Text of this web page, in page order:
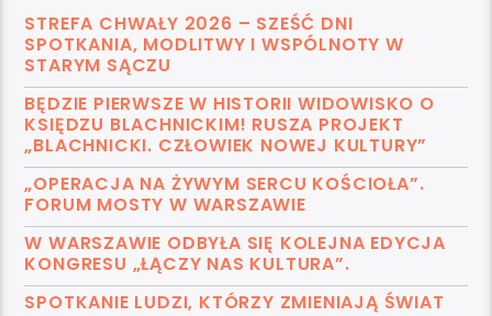
STREFA CHWAŁY 2026 – SZEŚĆ DNI
SPOTKANIA, MODLITWY I WSPÓLNOTY W
STARYM SĄCZU
BĘDZIE PIERWSZE W HISTORII WIDOWISKO O
KSIĘDZU BLACHNICKIM! RUSZA PROJEKT
„BLACHNICKI. CZŁOWIEK NOWEJ KULTURY”
„OPERACJA NA ŻYWYM SERCU KOŚCIOŁA”.
FORUM MOSTY W WARSZAWIE
W WARSZAWIE ODBYŁA SIĘ KOLEJNA EDYCJA
KONGRESU „ŁĄCZY NAS KULTURA”.
SPOTKANIE LUDZI, KTÓRZY ZMIENIAJĄ ŚWIAT